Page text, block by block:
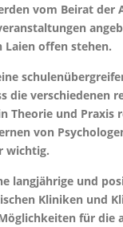
vom Beirat der
Laien offen stehen.
die verschiedenen
Theorie und Praxis
von
wichtig.
langjährige und
Kliniken und
für die